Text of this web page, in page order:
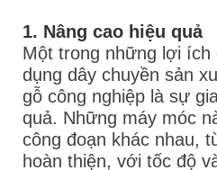
1. Nâng cao hiệu quả
Một trong những lợi
dụng dây chuyền sản
gỗ công nghiệp là sự
quả. Những máy móc
công đoạn khác nhau,
hoàn thiện, với tốc độ